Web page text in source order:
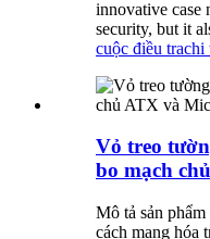
innovative case
security, but it
cuộc điều trachi
Vỏ treo
bo mạch
Mô tả sản
cách mạng hóa